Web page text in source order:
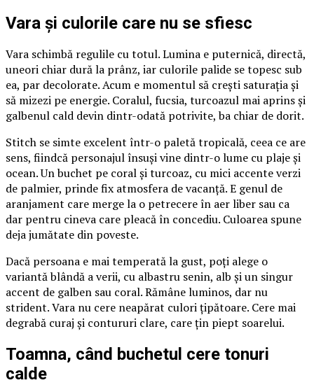
Vara și culorile care nu se sfiesc
Vara schimbă regulile cu totul. Lumina e puternică, directă,
uneori chiar dură la prânz, iar culorile palide se topesc sub
ea, par decolorate. Acum e momentul să crești saturația și
să mizezi pe energie. Coralul, fucsia, turcoazul mai aprins și
galbenul cald devin dintr-odată potrivite, ba chiar de dorit.
Stitch se simte excelent într-o paletă tropicală, ceea ce are
sens, fiindcă personajul însuși vine dintr-o lume cu plaje și
ocean. Un buchet pe coral și turcoaz, cu mici accente verzi
de palmier, prinde fix atmosfera de vacanță. E genul de
aranjament care merge la o petrecere în aer liber sau ca
dar pentru cineva care pleacă în concediu. Culoarea spune
deja jumătate din poveste.
Dacă persoana e mai temperată la gust, poți alege o
variantă blândă a verii, cu albastru senin, alb și un singur
accent de galben sau coral. Rămâne luminos, dar nu
strident. Vara nu cere neapărat culori țipătoare. Cere mai
degrabă curaj și contururi clare, care țin piept soarelui.
Toamna, când buchetul cere tonuri
calde